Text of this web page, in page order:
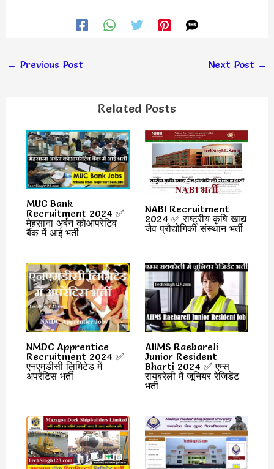
← Previous Post Next Post →
Related Posts
MUC Bank
Recruitment 2024 ✅
मेहसाना अर्बन कोआपरेटिव
बैंक में आई भर्ती
NABI Recruitment
2024 ✅ राष्ट्रीय कृषि खाद्य
जैव प्रौद्योगिकी संस्थान भर्ती
NMDC Apprentice
Recruitment 2024 ✅
एनएमडीसी लिमिटेड में
अपरेंटिस भर्ती
AIIMS Raebareli
Junior Resident
Bharti 2024 ✅ एम्स
रायबरेली में जूनियर रेजिडेंट
भर्ती